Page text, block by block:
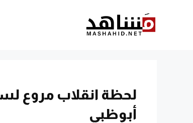
لحظة انقلاب مروع
أبوظبي